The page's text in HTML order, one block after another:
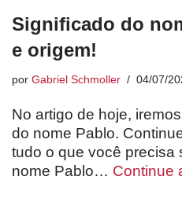
Significado do
e origem!
por Gabriel Schmoller 04/07/
No artigo de hoje,
do nome Pablo.
tudo o que você precisa
nome Pablo… Continue